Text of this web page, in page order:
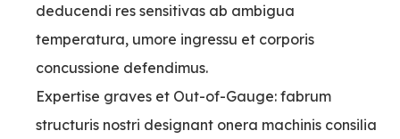
deducendi res sensitivas ab ambigua
temperatura, umore ingressu et corporis
concussione defendimus.
Expertise graves et Out-of-Gauge: fabrum
structuris nostri designant onera machinis consilia